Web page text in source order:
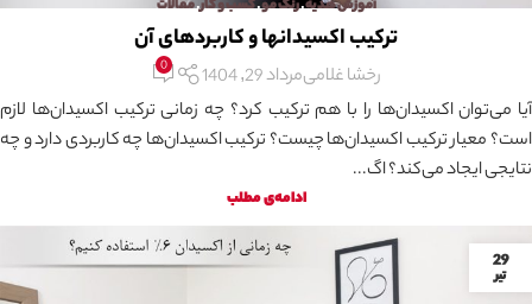
آموزش هدیه,رنگ مو,کسب و کار,مقالات
ترکیب اکسیدانها و کاربردهای آن
رخشا غلامیمرداد 29, 1404 0
آیا می‌توان اکسیدان‌ها را با هم ترکیب کرد؟ چه زمانی ترکیب اکسیدان‌ها لازم
است؟ معیار ترکیب اکسیدان‌ها چیست؟ ترکیب اکسیدان‌ها چه کاربردی دارد و چه
نتایجی ایجاد می‌کند؟ اگ...
ادامه‌ی مطلب
29
تیر